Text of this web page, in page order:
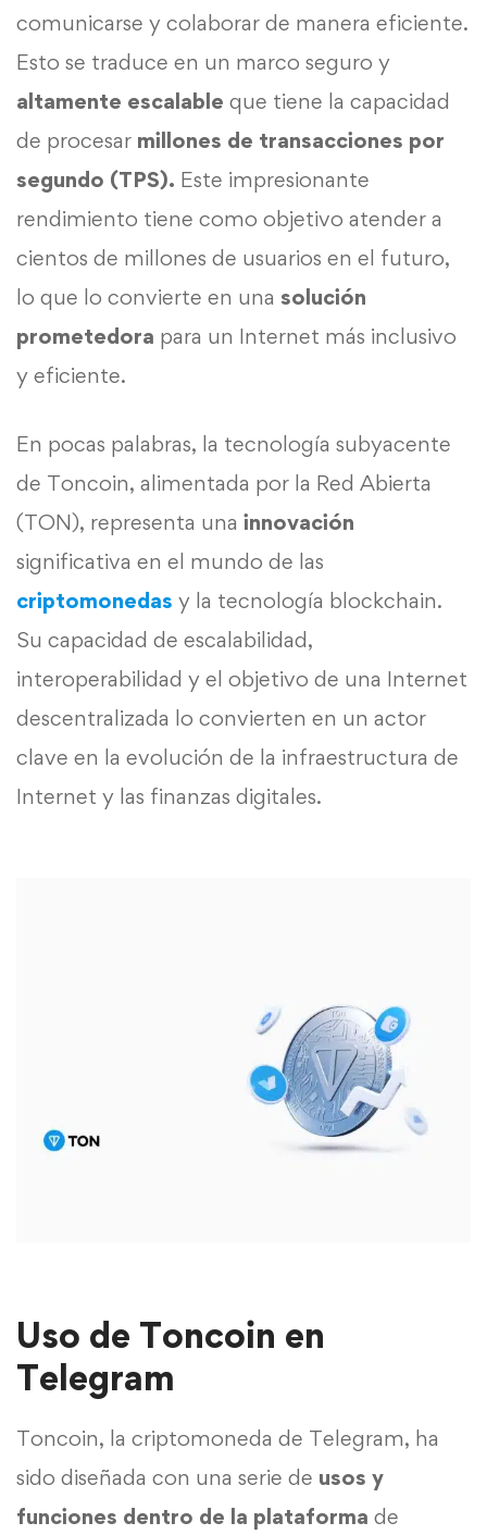
comunicarse y colaborar de manera eficiente.
Esto se traduce en un marco seguro y
altamente escalable que tiene la capacidad
de procesar millones de transacciones por
segundo (TPS). Este impresionante
rendimiento tiene como objetivo atender a
cientos de millones de usuarios en el futuro,
lo que lo convierte en una solución
prometedora para un Internet más inclusivo
y eficiente.
En pocas palabras, la tecnología subyacente
de Toncoin, alimentada por la Red Abierta
(TON), representa una innovación
significativa en el mundo de las
criptomonedas y la tecnología blockchain.
Su capacidad de escalabilidad,
interoperabilidad y el objetivo de una Internet
descentralizada lo convierten en un actor
clave en la evolución de la infraestructura de
Internet y las finanzas digitales.
Uso de Toncoin en
Telegram
Toncoin, la criptomoneda de Telegram, ha
sido diseñada con una serie de usos y
funciones dentro de la plataforma de